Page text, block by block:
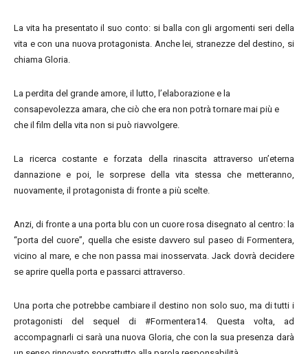
La vita ha presentato il suo conto: si balla con gli argomenti seri della
vita e con una nuova protagonista. Anche lei, stranezze del destino, si
chiama Gloria.
La perdita del grande amore, il lutto, l’elaborazione e la
consapevolezza amara, che ciò che era non potrà tornare mai più e
che il film della vita non si può riavvolgere.
La ricerca costante e forzata della rinascita attraverso un’eterna
dannazione e poi, le sorprese della vita stessa che metteranno,
nuovamente, il protagonista di fronte a più scelte.
Anzi, di fronte a una porta blu con un cuore rosa disegnato al centro: la
“porta del cuore”, quella che esiste davvero sul paseo di Formentera,
vicino al mare, e che non passa mai inosservata. Jack dovrà decidere
se aprire quella porta e passarci attraverso.
Una porta che potrebbe cambiare il destino non solo suo, ma di tutti i
protagonisti del sequel di #Formentera14. Questa volta, ad
accompagnarli ci sarà una nuova Gloria, che con la sua presenza darà